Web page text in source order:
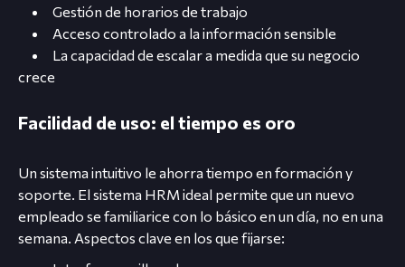
Gestión de horarios de trabajo
Acceso controlado a la información sensible
La capacidad de escalar a medida que su negocio
crece
Facilidad de uso: el tiempo es oro
Un sistema intuitivo le ahorra tiempo en formación y
soporte. El sistema HRM ideal permite que un nuevo
empleado se familiarice con lo básico en un día, no en una
semana. Aspectos clave en los que fijarse: